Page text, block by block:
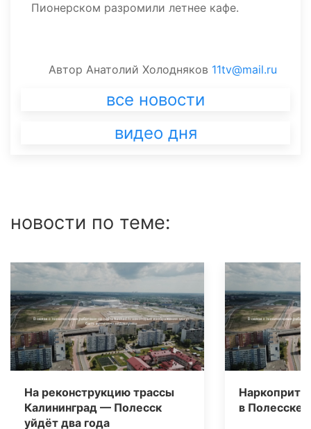
Пионерском разромили летнее кафе.
Автор Анатолий Холодняков 11tv@mail.ru
все новости
видео дня
новости по теме:
На реконструкцию трассы
Калининград — Полесск
уйдёт два года
в Полесске